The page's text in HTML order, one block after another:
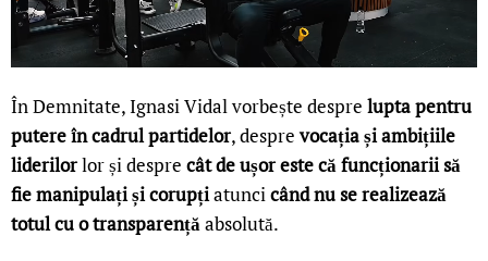
În Demnitate, Ignasi Vidal vorbește despre lupta pentru
putere în cadrul partidelor, desprevocația și ambițiile
liderilorlor și despre cât de ușor este că funcționarii să
fie manipulați și corupțiatuncicând nu se realizează
totul cu o transparențăabsolută.